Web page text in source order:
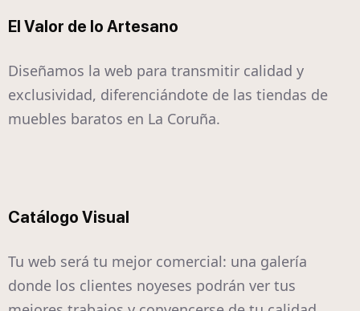
El Valor de lo Artesano
Diseñamos la web para transmitir calidad y
exclusividad, diferenciándote de las tiendas de
muebles baratos en La Coruña.
Catálogo Visual
Tu web será tu mejor comercial: una galería
donde los clientes noyeses podrán ver tus